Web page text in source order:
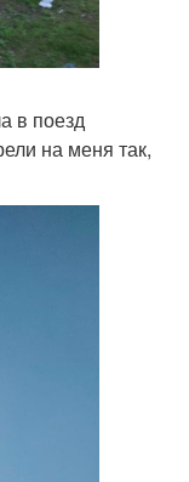
в поезд
на меня так,